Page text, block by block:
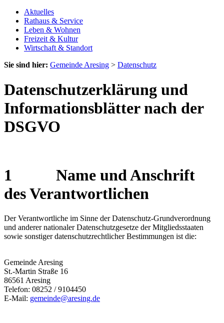
Aktuelles
Rathaus & Service
Leben & Wohnen
Freizeit & Kultur
Wirtschaft & Standort
Sie sind hier: Gemeinde Aresing > Datenschutz
Datenschutzerklärung und
Informationsblätter nach der
DSGVO
1 Name und Anschrift
des Verantwortlichen
Der Verantwortliche im Sinne der Datenschutz-Grundverordnung
und anderer nationaler Datenschutzgesetze der Mitgliedsstaaten
sowie sonstiger datenschutzrechtlicher Bestimmungen ist die:
Gemeinde Aresing
St.-Martin Straße 16
86561 Aresing
Telefon: 08252 / 9104450
E-Mail: gemeinde@aresing.de